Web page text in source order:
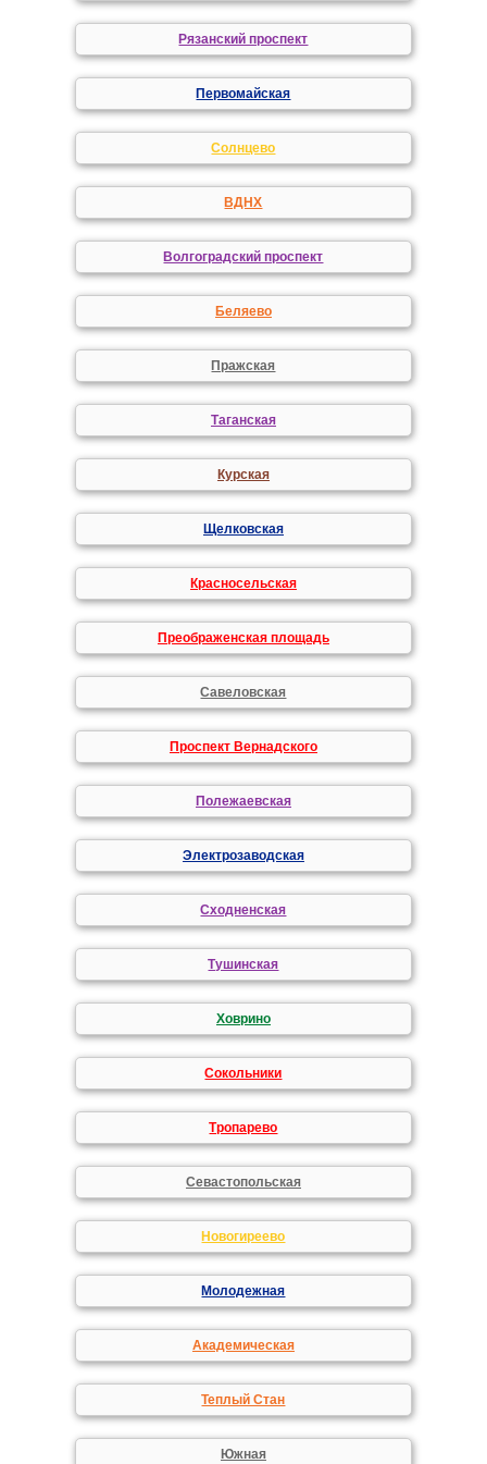
Рязанский проспект
Первомайская
Солнцево
ВДНХ
Волгоградский проспект
Беляево
Пражская
Таганская
Курская
Щелковская
Красносельская
Преображенская площадь
Савеловская
Проспект Вернадского
Полежаевская
Электрозаводская
Сходненская
Тушинская
Ховрино
Сокольники
Тропарево
Севастопольская
Новогиреево
Молодежная
Академическая
Теплый Стан
Южная